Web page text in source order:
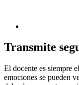
Transmite
El docente es siempre
emociones se pueden